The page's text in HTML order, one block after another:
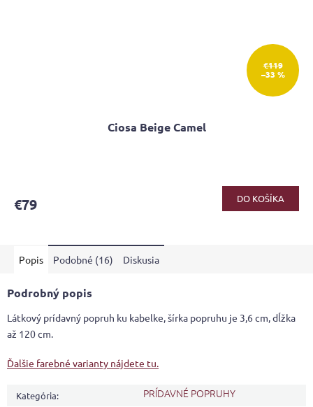
€119
–33 %
Ciosa Beige Camel
€79 DO KOŠÍKA
Popis Podobné (16) Diskusia
Podrobný popis
Látkový prídavný popruh ku kabelke, šírka popruhu je 3,6 cm, dĺžka
až 120 cm.
Ďalšie farebné varianty nájdete tu.
Kategória: PRÍDAVNÉ POPRUHY